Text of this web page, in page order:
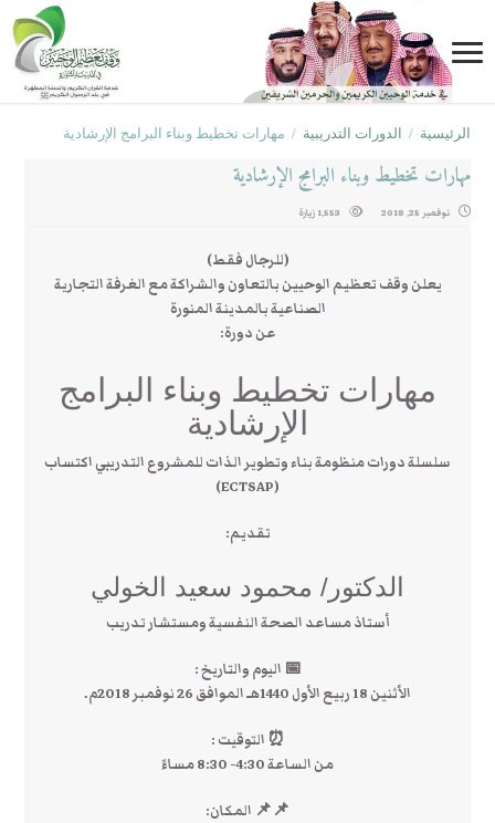
الرئيسية / الدورات التدريبية / مهارات تخطيط وبناء البرامج الإرشادية
مهارات تخطيط وبناء البرامج الإرشادية
نوفمبر 25, 2018 1,553 زيارة
(للرجال فقط)
يعلن وقف تعظيم الوحيين بالتعاون والشراكة مع الغرفة التجارية
الصناعية بالمدينة المنورة
عن دورة:
مهارات تخطيط وبناء البرامج
الإرشادية
سلسلة دورات منظومة بناء وتطوير الذات للمشروع التدريبي اكتساب
(ECTSAP)
تقديم:
الدكتور/ محمود سعيد الخولي
أستاذ مساعد الصحة النفسية ومستشار تدريب
📅 اليوم والتاريخ :
الأثنين 18 ربيع الأول 1440هـ الموافق 26 نوفمبر 2018م.
⏰ التوقيت :
من الساعة 4:30- 8:30 مساءً
📌📌 المكان: